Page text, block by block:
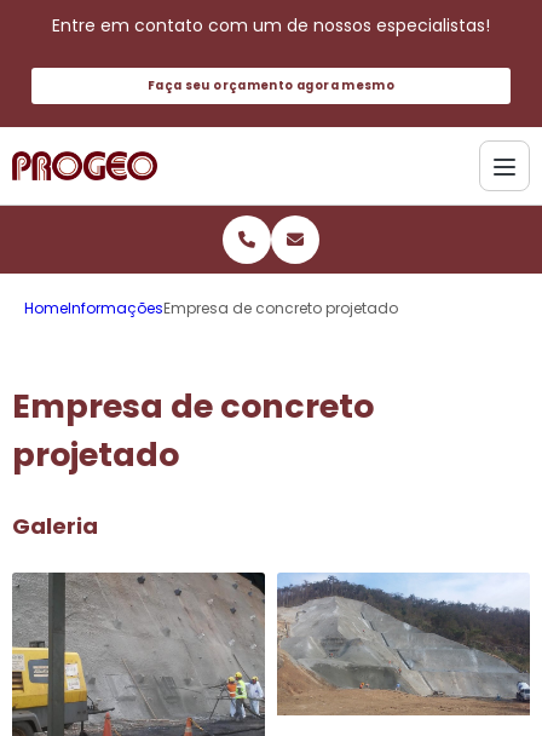
Entre em contato com um de nossos especialistas!
Faça seu orçamento agora mesmo
HomeInformaçõesEmpresa de concreto projetado
Empresa de concreto
projetado
Galeria